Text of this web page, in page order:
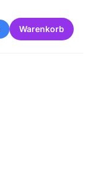
Warenkorb